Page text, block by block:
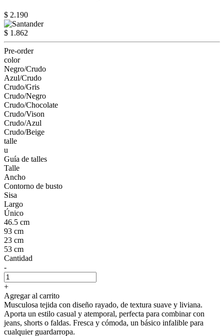
$ 2.190
$ 1.862
Pre-order
color
Negro/Crudo
Azul/Crudo
Crudo/Gris
Crudo/Negro
Crudo/Chocolate
Crudo/Vison
Crudo/Azul
Crudo/Beige
talle
u
Guía de talles
Talle
Ancho
Contorno de busto
Sisa
Largo
Único
46.5 cm
93 cm
23 cm
53 cm
Cantidad
-
+
Agregar al carrito
Musculosa tejida con diseño rayado, de textura suave y liviana.
Aporta un estilo casual y atemporal, perfecta para combinar con
jeans, shorts o faldas. Fresca y cómoda, un básico infalible para
cualquier guardarropa.